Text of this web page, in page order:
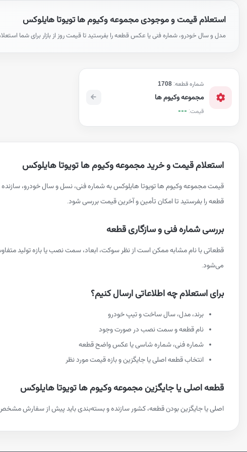
استعلام قیمت و موجودی مجموعه وکیوم ها تویوتا هایلوکس
مدل و سال خودرو، شماره فنی یا عکس قطعه را بفرستید تا قیمت روز از بازار برای شما
شماره قطعه: 1708
مجموعه وکیوم ها
قیمت: ---
استعلام قیمت و خرید مجموعه وکیوم ها تویوتا هایلوکس
قیمت مجموعه وکیوم ها تویوتا هایلوکس به شماره فنی، نسل و سال خودرو،
قطعه را بفرستید تا امکان تأمین و آخرین قیمت بررسی شود.
بررسی شماره فنی و سازگاری قطعه
قطعاتی با نام مشابه ممکن است از نظر سوکت، ابعاد، سمت نصب یا بازه تولید
می‌شود.
برای استعلام چه اطلاعاتی ارسال کنیم؟
برند، مدل، سال ساخت و تیپ خودرو
نام قطعه و سمت نصب در صورت وجود
شماره فنی، شماره شاسی یا عکس واضح قطعه
انتخاب قطعه اصلی یا جایگزین و بازه قیمت مورد نظر
قطعه اصلی یا جایگزین مجموعه وکیوم ها تویوتا هایلوکس
اصلی یا جایگزین بودن قطعه، کشور سازنده و بسته‌بندی باید پیش از سفارش مشخص